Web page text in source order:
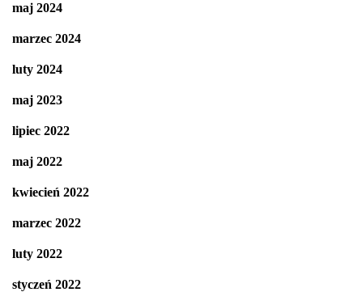
maj 2024
marzec 2024
luty 2024
maj 2023
lipiec 2022
maj 2022
kwiecień 2022
marzec 2022
luty 2022
styczeń 2022